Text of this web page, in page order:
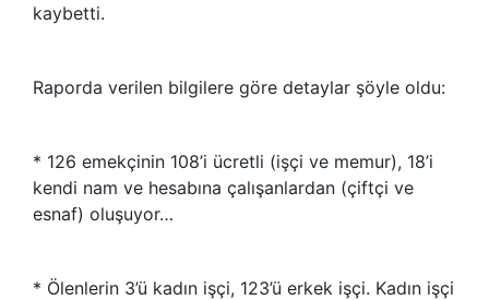
kaybetti.
Raporda verilen bilgilere göre detaylar şöyle oldu:
* 126 emekçinin 108’i ücretli (işçi ve memur), 18’i
kendi nam ve hesabına çalışanlardan (çiftçi ve
esnaf) oluşuyor…
* Ölenlerin 3’ü kadın işçi, 123’ü erkek işçi. Kadın işçi